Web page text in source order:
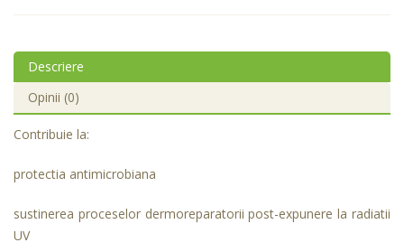
Descriere
Opinii (0)
Contribuie la:
protectia antimicrobiana
sustinerea proceselor dermoreparatorii post-expunere la radiatii
UV